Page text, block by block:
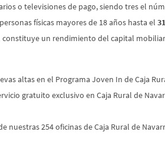
o televisiones de pago, siendo tres el
físicas mayores de 18 años hasta el
un rendimiento del capital
altas en el Programa Joven In de Caja
gratuito exclusivo en Caja Rural de
254 oficinas de Caja Rural de